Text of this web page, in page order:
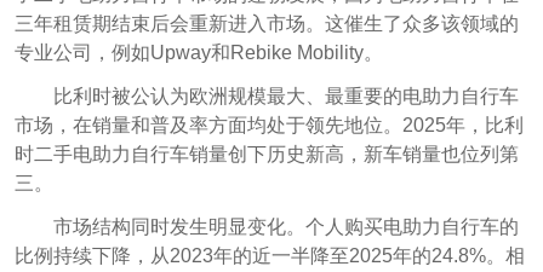
三年租赁期结束后会重新进入市场。这催生了众多该领域的
专业公司，例如Upway和Rebike Mobility。
比利时被公认为欧洲规模最大、最重要的电助力自行车
市场，在销量和普及率方面均处于领先地位。2025年，比利
时二手电助力自行车销量创下历史新高，新车销量也位列第
三。
市场结构同时发生明显变化。个人购买电助力自行车的
比例持续下降，从2023年的近一半降至2025年的24.8%。相